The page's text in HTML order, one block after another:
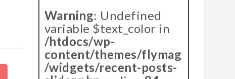
Warning: Undefined
variable $text_color in
/htdocs/wp-
content/themes/flymag
/widgets/recent-posts-